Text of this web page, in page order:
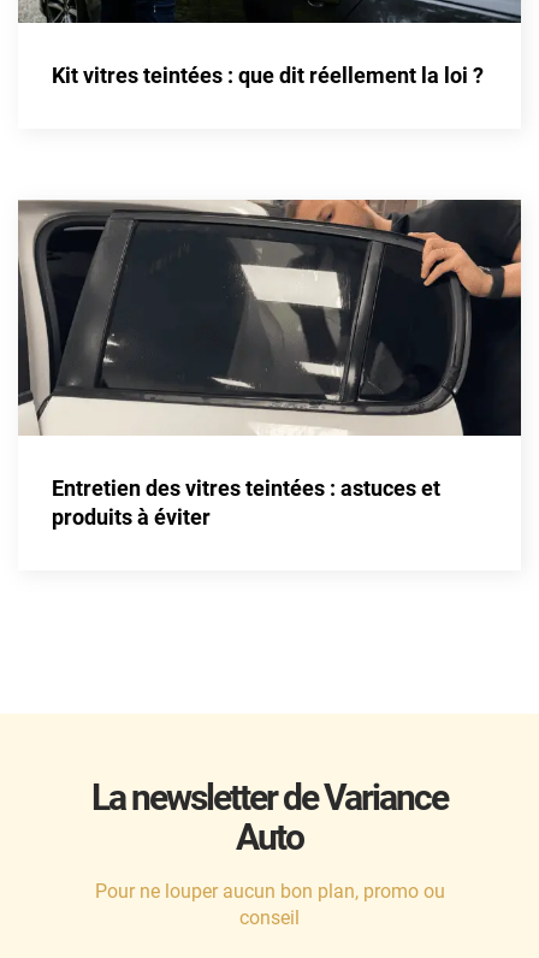
Kit vitres teintées : que dit réellement la loi ?
Entretien des vitres teintées : astuces et
produits à éviter
La newsletter de Variance
Auto
Pour ne louper aucun bon plan, promo ou
conseil